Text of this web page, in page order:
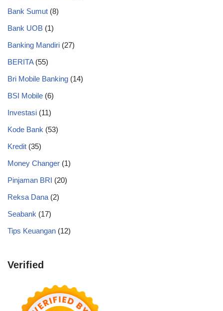
Bank Sumut (8)
Bank UOB (1)
Banking Mandiri (27)
BERITA(55)
Bri Mobile Banking (14)
BSI Mobile (6)
Investasi (11)
Kode Bank (53)
Kredit (35)
Money Changer (1)
Pinjaman BRI (20)
Reksa Dana (2)
Seabank (17)
Tips Keuangan (12)
Verified